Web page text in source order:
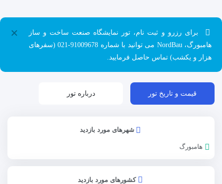
×
برای رزرو و ثبت نام، تور نمایشگاه صنعت ساخت و ساز
هامبورگ، NordBau می توانید با شماره 91009678-021 (سفرهای
هزار و یکشب) تماس حاصل فرمایید.
قیمت و تاریخ تور درباره تور
شهرهای مورد بازدید
هامبورگ
کشورهای مورد بازدید